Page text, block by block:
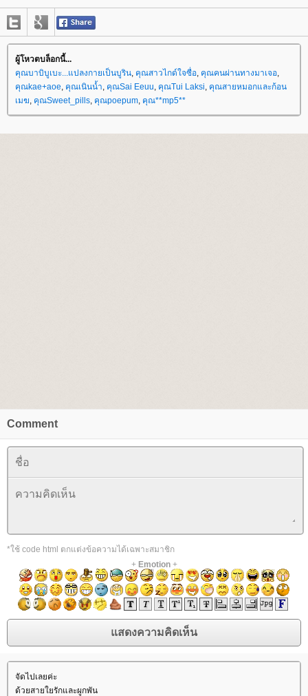
ผู้โหวตบล็อกนี้...
คุณบาบิบูเบะ...แปลงกายเป็นบูริน คุณสาวไกด์ใจซื่อ คุณคนผ่านทางมาเจอ
คุณkae+aoe คุณเนินน้ำ คุณSai Eeuu คุณTui Laksi คุณสายหมอกและก้อน
เมฆ คุณSweet_pills คุณpoepum คุณ**mp5**
Comment
*ใช้ code html ตกแต่งข้อความได้เฉพาะสมาชิก
+ Emotion+
จัดไปเลยค่ะ
ด้วยสายใยรักและผูกพัน